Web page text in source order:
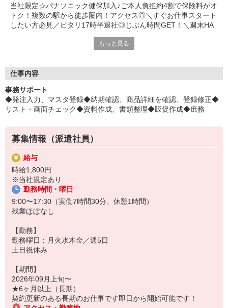
当社限定☆パナソニック健保加入♪ご本人負担約4割で保険料がオ
トク！複数の駅から徒歩圏内！アクセス◎＼すぐお仕事スタート
したい方必見／ピタリ17時半退社◎じぶん時間GET！＼週末HA
「応募するか悩む…」
そんな方も安心してご応募ください。
しっかりお話を聞いて頂いてから
選考に進むかどうか考えていただけます◎
私達がご希望に合ったお仕事をご紹介します。
・結婚を機に働き方を変えたい
・出産後も働ける仕事に就きたい
・資格を活かして働きたい
・資格はないけど働ける仕事を見つけたい
もっと見る
仕事内容
事務サポート
◆発注入力、マスタ登録◆納期確認、商品詳細を確認、登録修正◆
リスト・画面チェック◆資料作成、書類整理◆販促作成◆庶務
募集情報（派遣社員）
給与
時給1,800円
※当社規定あり
勤務時間・曜日
9:00〜17:30（実働7時間30分、休憩1時間）
残業ほぼなし
【勤務】
勤務曜日：月火水木金／週5日
土日祝休み
【期間】
2026年09月上旬〜
★6ヶ月以上（長期）
契約更新のある長期のお仕事です即日から開始可能です！